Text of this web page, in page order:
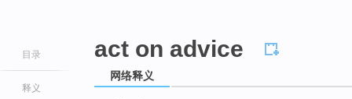
目录
释义
act on advice
网络释义